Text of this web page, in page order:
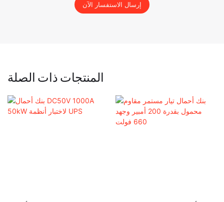
إرسال الاستفسار الآن
المنتجات ذات الصلة